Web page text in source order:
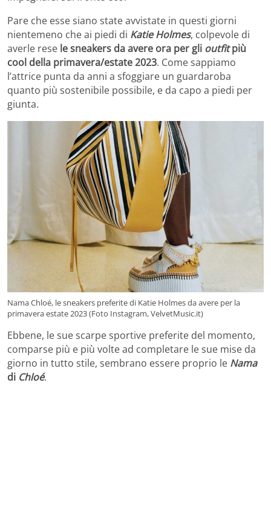
Pare che esse siano state avvistate in questi giorni
nientemeno che ai piedi di Katie Holmes, colpevole di
averle rese le sneakers da avere ora per gli outfitpiù
cool della primavera/estate 2023. Come sappiamo
l’attrice punta da anni a sfoggiare un guardaroba
quanto più sostenibile possibile, e da capo a piedi per
giunta.
Nama Chloé, le sneakers preferite di Katie Holmes da avere per la
primavera estate 2023 (Foto Instagram, VelvetMusic.it)
Ebbene, le sue scarpe sportive preferite del momento,
comparse più e più volte ad completare le sue mise da
giorno in tutto stile, sembrano essere proprio le Nama
di Chloé.